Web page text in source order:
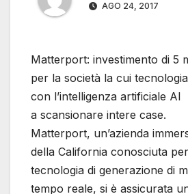
AGO 24, 2017
Matterport: investimento di 5
per la società la cui
con l’intelligenza artificiale
a scansionare intere case.
Matterport, un’azienda
della California conosciuta
tecnologia di generazione di
tempo reale, si è assicurata